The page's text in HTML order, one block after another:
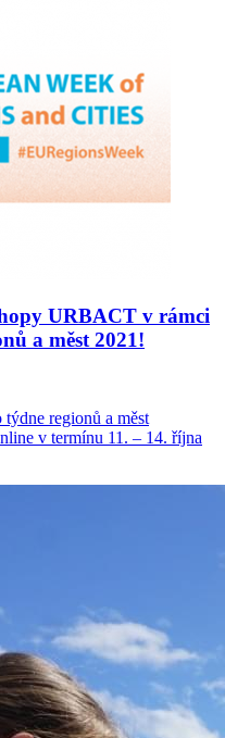
URBACT v rámci
a měst 2021!
regionů a měst
v termínu 11. – 14. října